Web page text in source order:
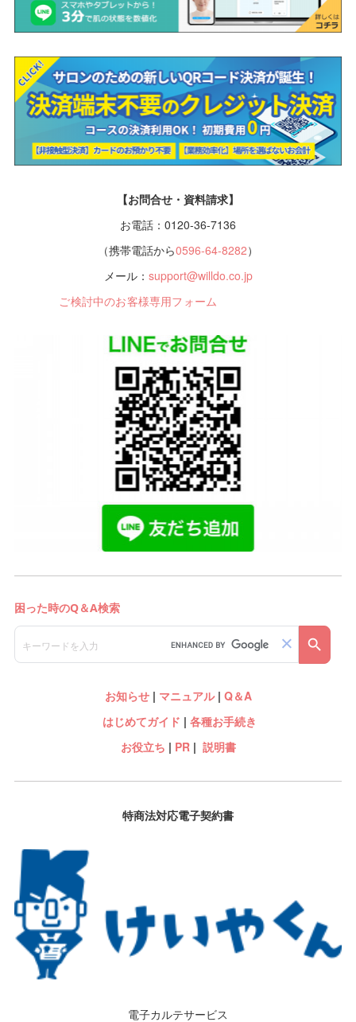
【お問合せ・資料請求】
お電話：0120-36-7136
（携帯電話から0596-64-8282）
メール： support@willdo.co.jp
ご検討中のお客様専用フォーム
お知らせ| マニュアル| Q＆A
はじめてガイド | 各種お手続き
お役立ち | PR| 説明書
特商法対応電子契約書
電子カルテサービス